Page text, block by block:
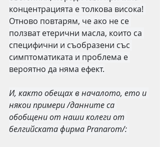
концентрацията е толкова висока!
Отново повтарям, че ако не се
ползват етерични масла, които са
специфични и съобразени със
симптоматиката и проблема е
вероятно да няма ефект.
И, както обещах в началото, ето и
някои примери /данните са
обобщени от наши колеги от
белгийската фирма Pranarom/: